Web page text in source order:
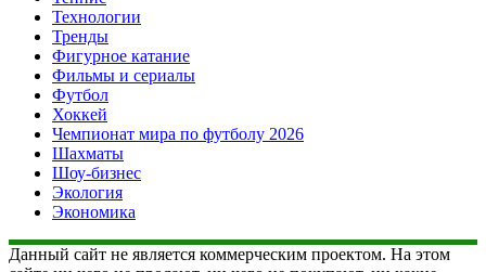
Технологии
Тренды
Фигурное катание
Фильмы и сериалы
Футбол
Хоккей
Чемпионат мира по футболу 2026
Шахматы
Шоу-бизнес
Экология
Экономика
Данный сайт не является коммерческим проектом. На этом